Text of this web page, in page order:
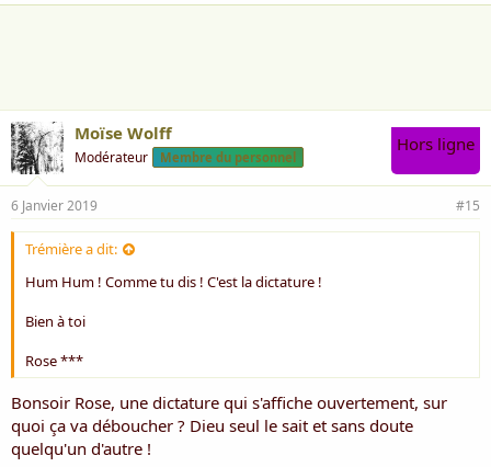
Moïse Wolff
Modérateur Membre du personnel
Hors ligne
6 Janvier 2019 #15
Trémière a dit:
Hum Hum ! Comme tu dis ! C'est la dictature !
Bien à toi
Rose ***
Bonsoir Rose, une dictature qui s'affiche ouvertement, sur
quoi ça va déboucher ? Dieu seul le sait et sans doute
quelqu'un d'autre !